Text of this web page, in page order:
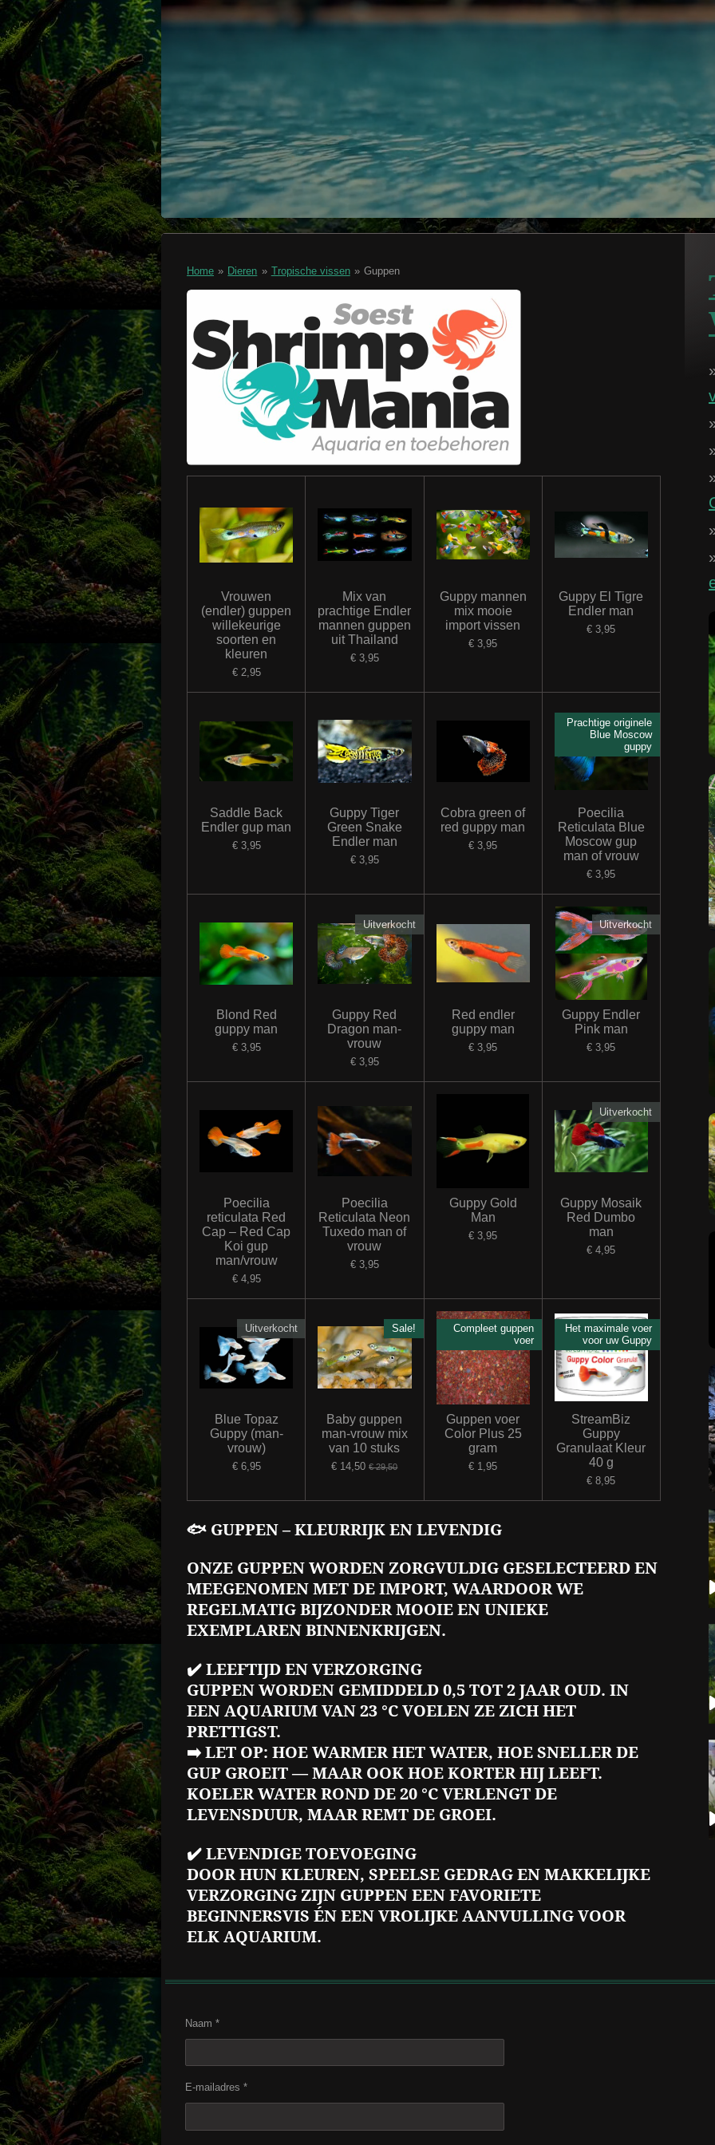
Home » Dieren » Tropische vissen » Guppen
Vrouwen
(endler) guppen
willekeurige
soorten en
kleuren
€ 2,95
Mix van
prachtige Endler
mannen guppen
uit Thailand
€ 3,95
Guppy mannen
mix mooie
import vissen
€ 3,95
Guppy El Tigre
Endler man
€ 3,95
Saddle Back
Endler gup man
€ 3,95
Guppy Tiger
Green Snake
Endler man
€ 3,95
Cobra green of
red guppy man
€ 3,95
Prachtige originele
Blue Moscow
guppy
Poecilia
Reticulata Blue
Moscow gup
man of vrouw
€ 3,95
Blond Red
guppy man
€ 3,95
Uitverkocht
Guppy Red
Dragon man-
vrouw
€ 3,95
Red endler
guppy man
€ 3,95
Uitverkocht
Guppy Endler
Pink man
€ 3,95
Poecilia
reticulata Red
Cap – Red Cap
Koi gup
man/vrouw
€ 4,95
Poecilia
Reticulata Neon
Tuxedo man of
vrouw
€ 3,95
Guppy Gold
Man
€ 3,95
Uitverkocht
Guppy Mosaik
Red Dumbo
man
€ 4,95
Uitverkocht
Blue Topaz
Guppy (man-
vrouw)
€ 6,95
Sale!
Baby guppen
man-vrouw mix
van 10 stuks
€ 14,50 € 29,50
Compleet guppen
voer
Guppen voer
Color Plus 25
gram
€ 1,95
Het maximale voer
voor uw Guppy
StreamBiz
Guppy
Granulaat Kleur
40 g
€ 8,95
🐟 GUPPEN – KLEURRIJK EN LEVENDIG
ONZE GUPPEN WORDEN ZORGVULDIG GESELECTEERD EN
MEEGENOMEN MET DE IMPORT, WAARDOOR WE
REGELMATIG BIJZONDER MOOIE EN UNIEKE
EXEMPLAREN BINNENKRIJGEN.
✔️ LEEFTIJD EN VERZORGING
GUPPEN WORDEN GEMIDDELD 0,5 TOT 2 JAAR OUD. IN
EEN AQUARIUM VAN 23 °C VOELEN ZE ZICH HET
PRETTIGST.
➡️ LET OP: HOE WARMER HET WATER, HOE SNELLER DE
GUP GROEIT — MAAR OOK HOE KORTER HIJ LEEFT.
KOELER WATER ROND DE 20 °C VERLENGT DE
LEVENSDUUR, MAAR REMT DE GROEI.
✔️ LEVENDIGE TOEVOEGING
DOOR HUN KLEUREN, SPEELSE GEDRAG EN MAKKELIJKE
VERZORGING ZIJN GUPPEN EEN FAVORIETE
BEGINNERSVIS ÉN EEN VROLIJKE AANVULLING VOOR
ELK AQUARIUM.
Naam *
E-mailadres *